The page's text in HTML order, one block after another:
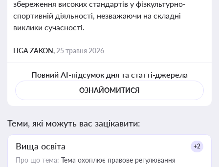
збереження високих стандартів у фізкультурно-
спортивній діяльності, незважаючи на складні
виклики сучасності.
LIGA ZAKON, 25 травня 2026
Повний AI-підсумок дня та статті-джерела
ОЗНАЙОМИТИСЯ
Теми, які можуть вас зацікавити:
Вища освіта +2
Про що тема: Тема охоплює правове регулювання